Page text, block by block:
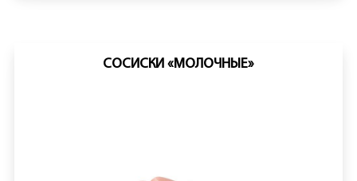
СОСИСКИ «МОЛОЧНЫЕ»